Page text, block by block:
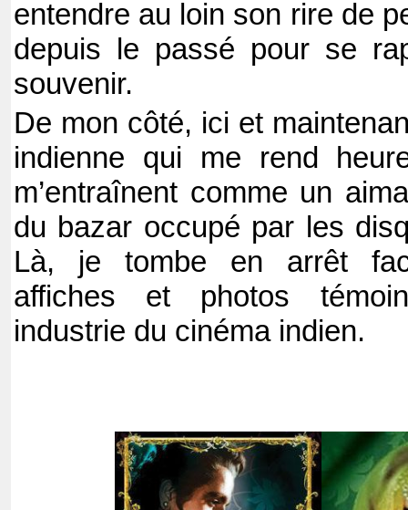
entendre au loin son rire de
depuis le passé pour se
souvenir.
De mon côté, ici et
indienne qui me rend
m’entraînent comme un
du bazar occupé par les
Là, je tombe en arrêt
affiches et photos
industrie du cinéma indien.